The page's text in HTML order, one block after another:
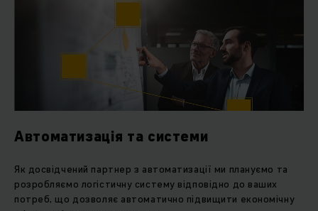
Автоматизація та системи
Як досвідчений партнер з автоматизації ми плануємо та
розробляємо логістичну систему відповідно до ваших
потреб, що дозволяє автоматично підвищити економічну